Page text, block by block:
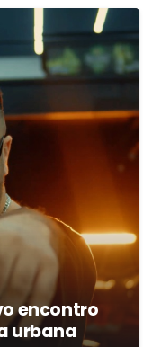
encontro
urbana